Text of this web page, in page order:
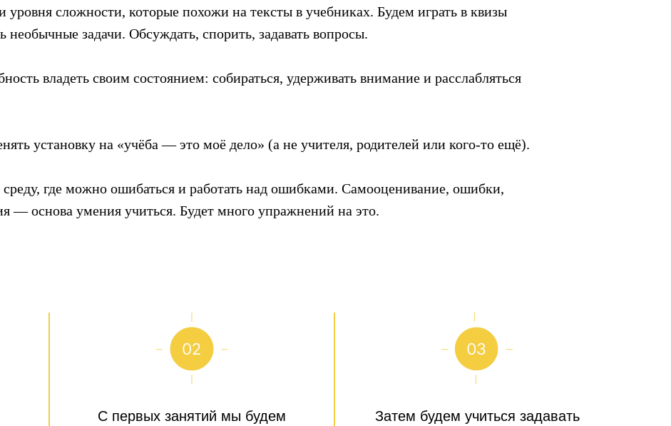
и уровня сложности, которые похожи на тексты в учебниках. Будем играть в квизы
необычные задачи. Обсуждать, спорить, задавать вопросы.
владеть своим состоянием: собираться, удерживать внимание и расслабляться
установку на «учёба — это моё дело» (а не учителя, родителей или кого-то ещё).
где можно ошибаться и работать над ошибками. Самооценивание, ошибки,
— основа умения учиться. Будет много упражнений на это.
С первых занятий мы будем Затем будем учиться задавать